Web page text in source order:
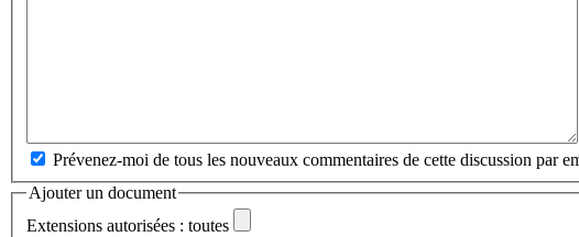
Prévenez-moi de tous les nouveaux commentaires de cette discussion par
Ajouter un document
Extensions autorisées : toutes